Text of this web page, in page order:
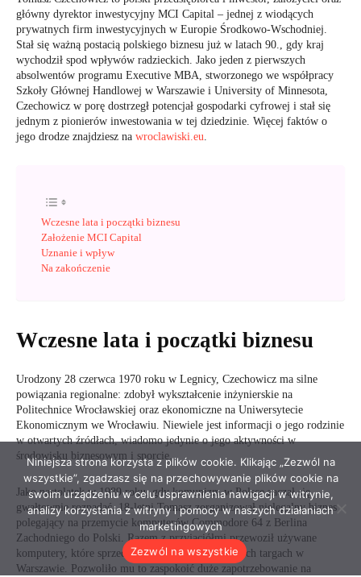
Niniejsza strona korzysta z plików cookie. Klikając „Zezwól na
wszystkie”, zgadzasz się na przechowywanie plików cookie na
swoim urządzeniu w celu usprawnienia nawigacji w witrynie,
analizy korzystania z witryny i pomocy w naszych działaniach
marketingowych
Zezwól na wszystkie